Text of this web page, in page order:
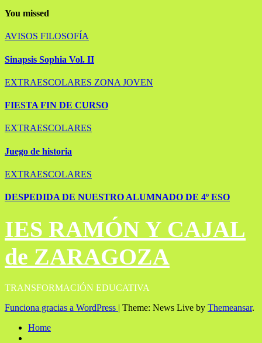
You missed
AVISOS FILOSOFÍA
Sinapsis Sophia Vol. II
EXTRAESCOLARES ZONA JOVEN
FIESTA FIN DE CURSO
EXTRAESCOLARES
Juego de historia
EXTRAESCOLARES
DESPEDIDA DE NUESTRO ALUMNADO DE 4º ESO
IES RAMÓN Y CAJAL
de ZARAGOZA
TRANSFORMACIÓN EDUCATIVA
Funciona gracias a WordPress | Theme: News Live by Themeansar.
Home